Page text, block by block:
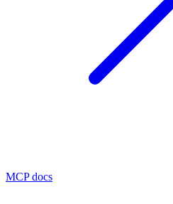
MCP docs